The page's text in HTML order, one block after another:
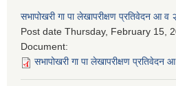
सभापोखरी गा पा लेखापरीक्षण प्रतिवेदन आ
Post date Thursday, February 15,
Document:
सभापोखरी गा पा लेखापरीक्षण